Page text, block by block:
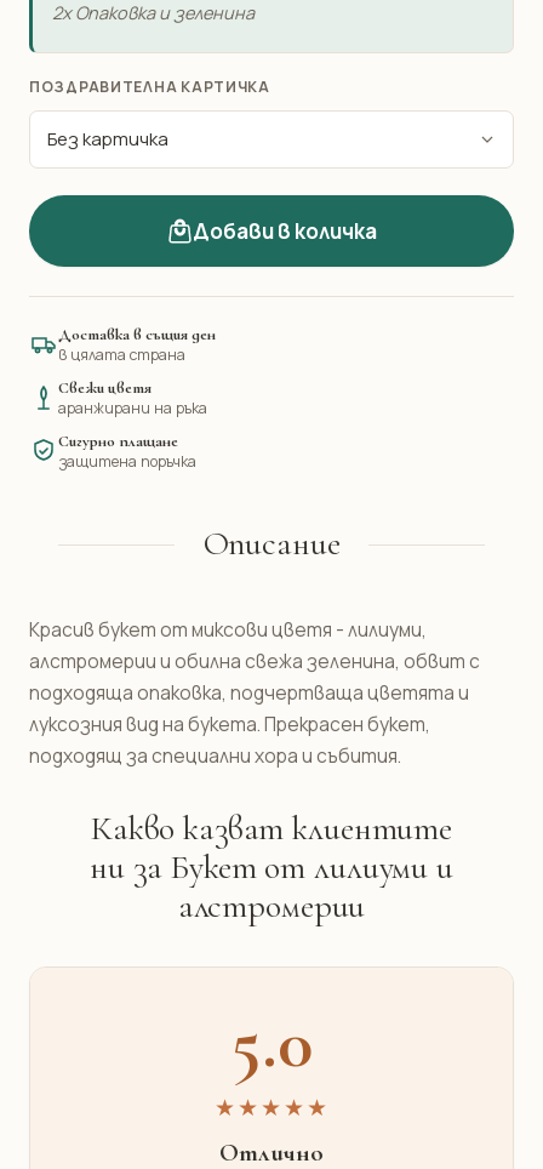
2x Опаковка и зеленина
ПОЗДРАВИТЕЛНА КАРТИЧКА
Добави в количка
Доставка в същия ден
в цялата страна
Свежи цветя
аранжирани на ръка
Сигурно плащане
защитена поръчка
Описание
Красив букет от миксови цветя - лилиуми,
алстромерии и обилна свежа зеленина, обвит с
подходяща опаковка, подчертваща цветята и
луксозния вид на букета. Прекрасен букет,
подходящ за специални хора и събития.
Какво казват клиентите
ни за Букет от лилиуми и
алстромерии
5.0
★★★★★
Отлично